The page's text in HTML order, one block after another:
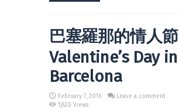
巴塞羅那的情人節
Valentine’s Day in
Barcelona
February 7, 2016
Leave a comment
1,820 Views